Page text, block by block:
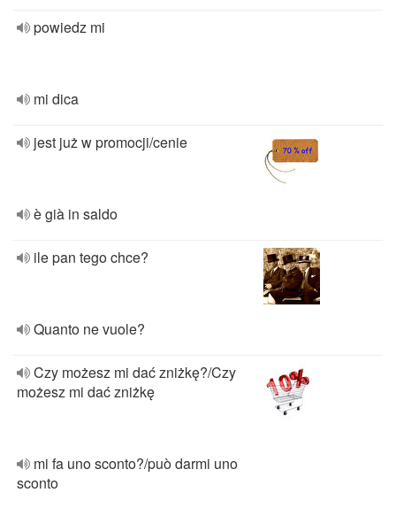
powiedz mi
mi dica
jest już w promocji/cenie
è già in saldo
ile pan tego chce?
Quanto ne vuole?
Czy możesz mi dać zniżkę?/Czy
możesz mi dać zniżkę
mi fa uno sconto?/può darmi uno
sconto